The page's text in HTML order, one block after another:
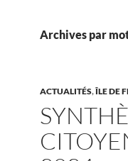
Archives par
ACTUALITÉS,ÎLE DE